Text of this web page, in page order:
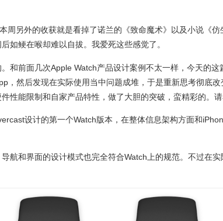
周另外的收获就是看掉了诺兰的《致命魔术》以及小说《仿
如鲠在喉却难以自拔。我爱死这些感觉了。
和前面几次Apple Watch产品设计案例不太一样，今天的这
，然后发现在实际使用当中问题成堆，于是重新思考彻底改
性能限制和自家产品特性，做了大胆的突破，蛮精彩的。请
设计的第一个Watch版本，在整体信息架构方面和
航和界面的设计模式也完全符合Watch上的规范。不过在实